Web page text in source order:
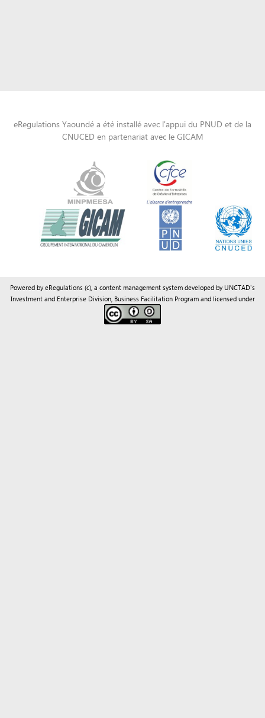
Powered by eRegulations (c), a content management system developed by UNCTAD's
Investment and Enterprise Division,Business Facilitation Program and licensed under